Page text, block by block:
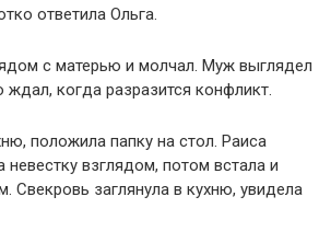
ответила Ольга.
с матерью и молчал. Муж выглядел
когда разразится конфликт.
положила папку на стол. Раиса
взглядом, потом встала и
Свекровь заглянула в кухню, увидела